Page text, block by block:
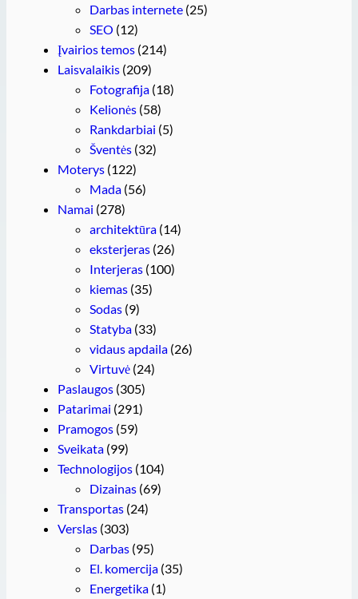
Darbas internete (25)
SEO (12)
Įvairios temos (214)
Laisvalaikis (209)
Fotografija (18)
Kelionės (58)
Rankdarbiai (5)
Šventės (32)
Moterys (122)
Mada (56)
Namai (278)
architektūra (14)
eksterjeras (26)
Interjeras (100)
kiemas (35)
Sodas (9)
Statyba (33)
vidaus apdaila (26)
Virtuvė (24)
Paslaugos (305)
Patarimai (291)
Pramogos (59)
Sveikata (99)
Technologijos (104)
Dizainas (69)
Transportas (24)
Verslas (303)
Darbas (95)
El. komercija (35)
Energetika (1)